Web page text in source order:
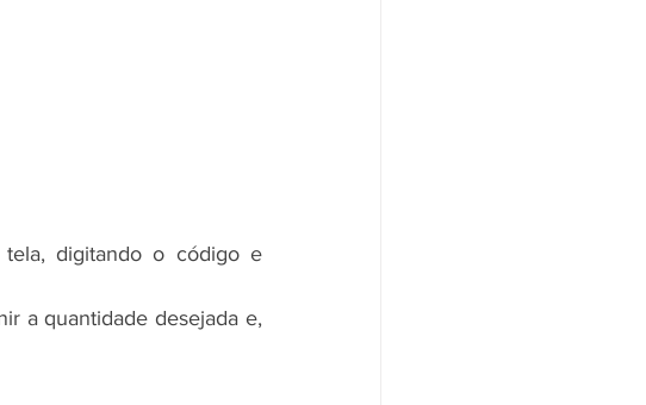
digitando o código e
a quantidade desejada e,